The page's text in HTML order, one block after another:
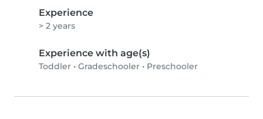
Experience
> 2 years
Experience with age(s)
Toddler • Gradeschooler • Preschooler